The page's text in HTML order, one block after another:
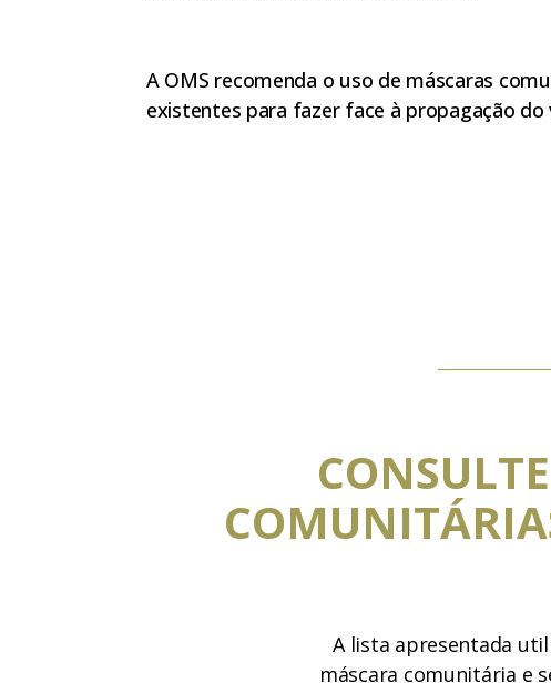
A OMS recomenda o uso de máscaras
existentes para fazer face à propagação do
A lista apresentada
máscara comunitária e